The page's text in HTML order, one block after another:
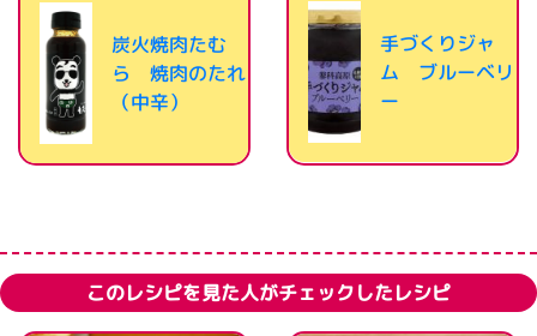
炭火焼肉たむ
ら 焼肉のたれ
（中辛）
手づくりジャ
ム ブルーベリ
ー
このレシピを見た人がチェックしたレシピ